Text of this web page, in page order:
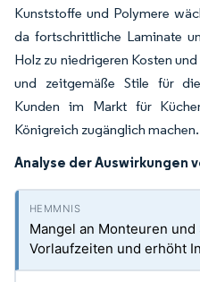
Kunststoffe und Polymere
da fortschrittliche Laminate
Holz zu niedrigeren Kosten
und zeitgemäße Stile für
Kunden im Markt für
Königreich zugänglich machen.
Analyse der Auswirkungen
Mangel an Monteuren
Vorlaufzeiten und erhöht